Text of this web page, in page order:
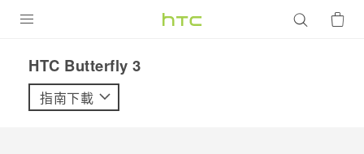
VIVE
HTC Butterfly 3‎
指南下載